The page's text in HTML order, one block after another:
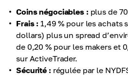
Coins négociables : plus de
Frais : 1,49 % pour les achats
dollars) plus un spread
de 0,20 % pour les makers et
sur ActiveTrader.
Sécurité : régulée par le